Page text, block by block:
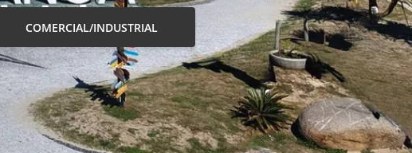
COMERCIAL/INDUSTRIAL